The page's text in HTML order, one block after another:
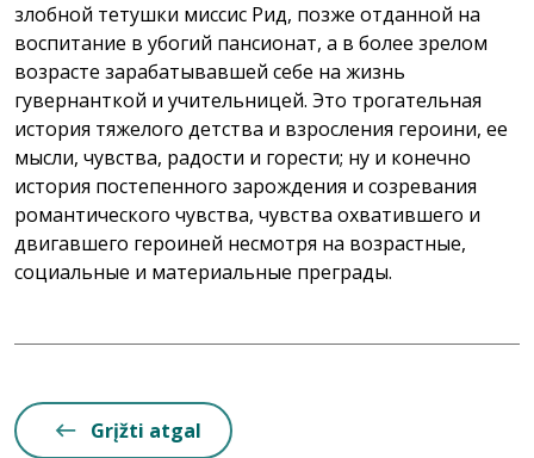
злобной тетушки миссис Рид, позже отданной на
воспитание в убогий пансионат, а в более зрелом
возрасте зарабатывавшей себе на жизнь
гувернанткой и учительницей. Это трогательная
история тяжелого детства и взросления героини, ее
мысли, чувства, радости и горести; ну и конечно
история постепенного зарождения и созревания
романтического чувства, чувства охватившего и
двигавшего героиней несмотря на возрастные,
социальные и материальные преграды.
Grįžti atgal